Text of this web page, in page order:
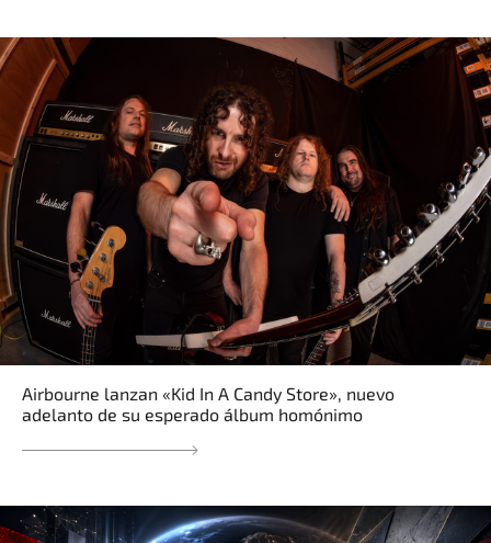
Airbourne lanzan «Kid In A Candy Store», nuevo
adelanto de su esperado álbum homónimo